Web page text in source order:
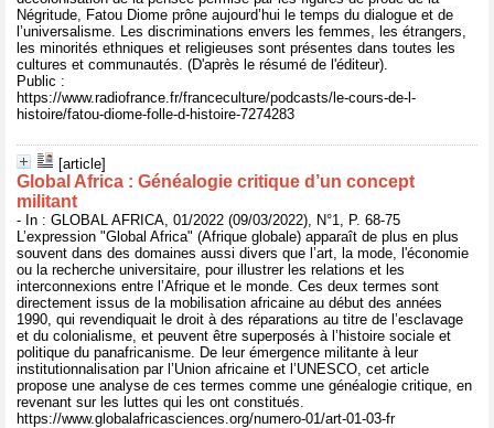
Négritude, Fatou Diome prône aujourd’hui le temps du dialogue et de
l’universalisme. Les discriminations envers les femmes, les étrangers,
les minorités ethniques et religieuses sont présentes dans toutes les
cultures et communautés. (D'après le résumé de l'éditeur).
Public :
https://www.radiofrance.fr/franceculture/podcasts/le-cours-de-l-
histoire/fatou-diome-folle-d-histoire-7274283
[article]
Global Africa : Généalogie critique d’un concept
militant
- In : GLOBAL AFRICA, 01/2022 (09/03/2022), N°1, P. 68-75
L’expression "Global Africa" (Afrique globale) apparaît de plus en plus
souvent dans des domaines aussi divers que l’art, la mode, l'économie
ou la recherche universitaire, pour illustrer les relations et les
interconnexions entre l’Afrique et le monde. Ces deux termes sont
directement issus de la mobilisation africaine au début des années
1990, qui revendiquait le droit à des réparations au titre de l’esclavage
et du colonialisme, et peuvent être superposés à l’histoire sociale et
politique du panafricanisme. De leur émergence militante à leur
institutionnalisation par l’Union africaine et l’UNESCO, cet article
propose une analyse de ces termes comme une généalogie critique, en
revenant sur les luttes qui les ont constitués.
https://www.globalafricasciences.org/numero-01/art-01-03-fr